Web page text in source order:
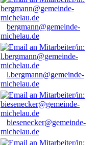
bergmann@gemeinde-
michelau.de
l.bergmann@gemeinde-
michelau.de
biesenecker@gemeinde-
michelau.de